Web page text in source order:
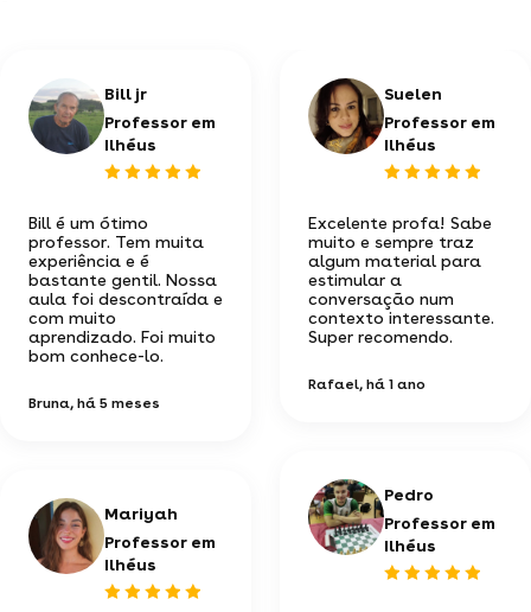
Bill jr
Professor em
Ilhéus
Bill é um ótimo
professor. Tem muita
experiência e é
bastante gentil. Nossa
aula foi descontraída e
com muito
aprendizado. Foi muito
bom conhece-lo.
Bruna, há 5 meses
Mariyah
Professor em
Ilhéus
Suelen
Professor em
Ilhéus
Excelente profa! Sabe
muito e sempre traz
algum material para
estimular a
conversação num
contexto interessante.
Super recomendo.
Rafael, há 1 ano
Pedro
Professor em
Ilhéus